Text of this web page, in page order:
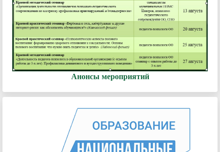
Анонсы мероприятий